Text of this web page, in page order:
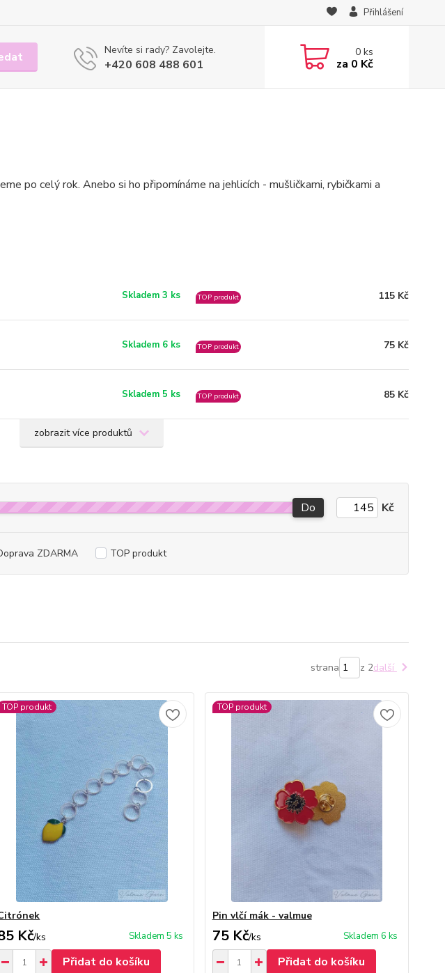
Přihlášení
Nevíte si rady? Zavolejte.
+420 608 488 601
0ks
za 0 Kč
po celý rok. Anebo si ho připomínáme na jehlicích - mušličkami, rybičkami a
Skladem 3 ks TOP produkt 115 Kč
Skladem 6 ks TOP produkt 75 Kč
Skladem 5 ks TOP produkt 85 Kč
zobrazit více produktů
Do Kč
ZDARMA TOP produkt
strana z 2další
TOP produkt
Kč/ks Skladem 5 ks
Přidat do košíku
TOP produkt
Pin vlčí mák - valmue
75 Kč/ks Skladem 6 ks
Přidat do košíku